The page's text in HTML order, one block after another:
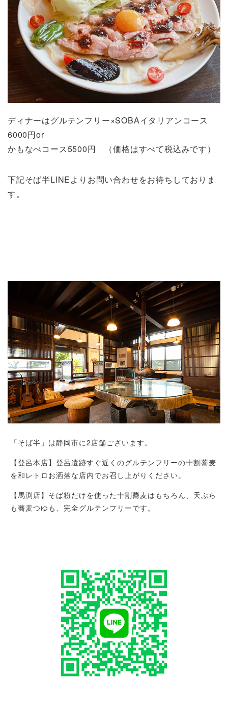
ディナーはグルテンフリー×SOBAイタリアンコース
6000円or
かもなべコース5500円 （価格はすべて税込みです）
下記そば半LINEよりお問い合わせをお待ちしておりま
す。
「そば半」は静岡市に2店舗ございます。
【登呂本店】登呂遺跡すぐ近くのグルテンフリーの十割蕎麦
を和レトロお洒落な店内でお召し上がりください。
【馬渕店】そば粉だけを使った十割蕎麦はもちろん、天ぷら
も蕎麦つゆも、完全グルテンフリーです。